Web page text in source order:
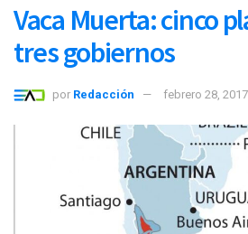
Vaca Muerta: cinco
tres gobiernos
por Redacción febrero 28, 2017